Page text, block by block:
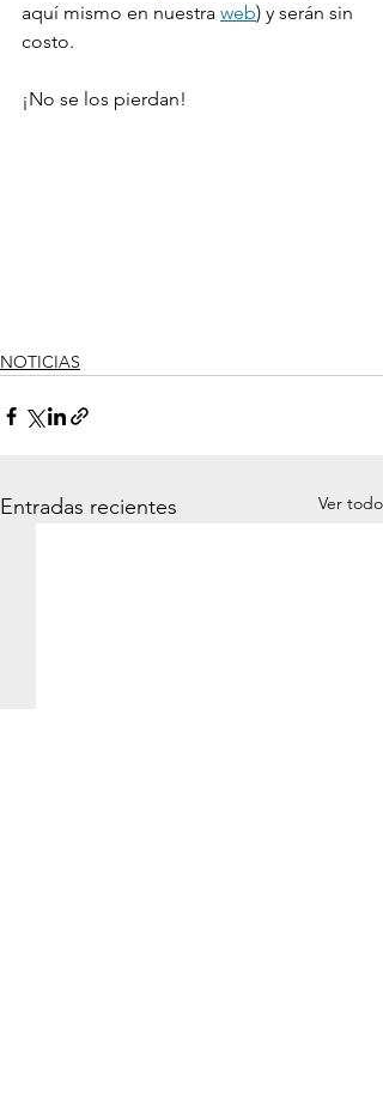
aquí mismo en nuestra web) y serán sin
costo.
¡No se los pierdan!
NOTICIAS
Entradas recientes Ver todo